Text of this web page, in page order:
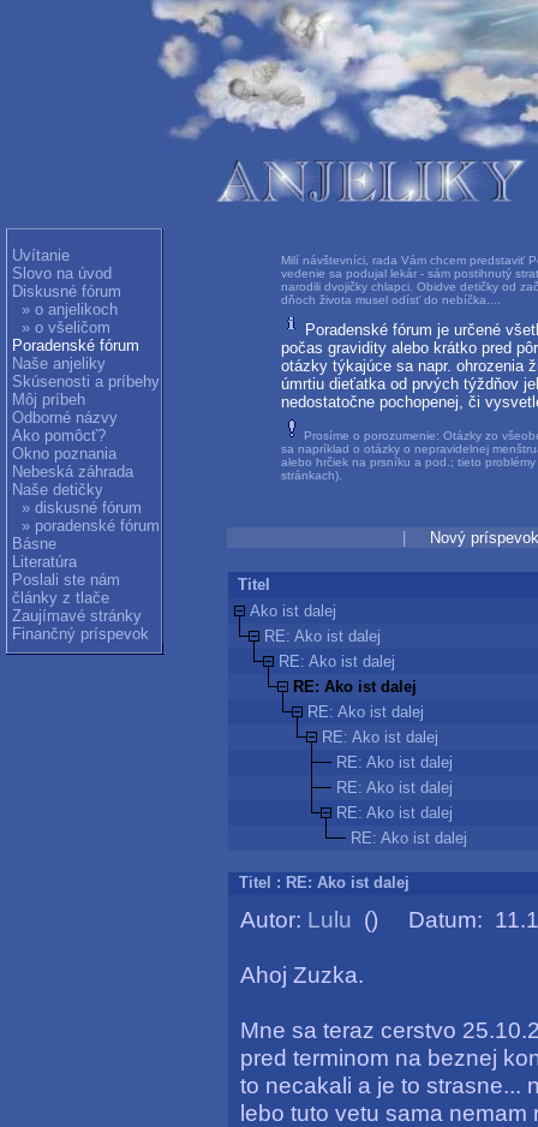
Uvítanie
Slovo na úvod
Diskusné fórum
» o anjelikoch
» o všeličom
Poradenské fórum
Naše anjeliky
Skúsenosti a príbehy
Môj príbeh
Odborné názvy
Ako pomôcť?
Okno poznania
Nebeská záhrada
Naše detičky
» diskusné fórum
» poradenské fórum
Básne
Literatúra
Poslali ste nám
články z tlače
Zaujímavé stránky
Finančný príspevok
Milí návštevníci, rada Vám chcem predstaviť
vedenie sa podujal lekár - sám postihnutý
narodili dvojičky chlapci. Obidve detičky od
dňoch života musel odísť do nebíčka....
Poradenské fórum je určené
počas gravidity alebo krátko pred
otázky týkajúce sa napr. ohrozenia
úmrtiu dieťatka od prvých týždňov
nedostatočne pochopenej, či
Prosíme o porozumenie: Otázky zo
sa napríklad o otázky o nepravidelnej
alebo hrčiek na prsníku a pod.; tieto
stránkach).
Nový príspevok
Titel
Ako ist dalej
RE: Ako ist dalej
RE: Ako ist dalej
RE: Ako ist dalej
RE: Ako ist dalej
RE: Ako ist dalej
RE: Ako ist dalej
RE: Ako ist dalej
RE: Ako ist dalej
RE: Ako ist dalej
Titel : RE: Ako ist dalej
Autor: Lulu () Datum:
Ahoj Zuzka.
Mne sa teraz cerstvo
pred terminom na beznej
to necakali a je to strasne...
lebo tuto vetu sama